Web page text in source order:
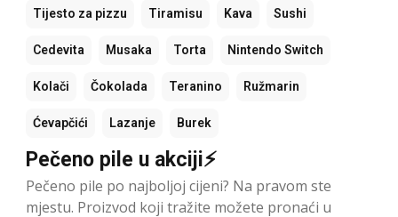
Tijesto za pizzu Tiramisu Kava Sushi
Cedevita Musaka Torta Nintendo Switch
Kolači Čokolada Teranino Ružmarin
Ćevapčići Lazanje Burek
Pečeno pile u akciji⚡
Pečeno pile po najboljoj cijeni? Na pravom ste
mjestu. Proizvod koji tražite možete pronaći u